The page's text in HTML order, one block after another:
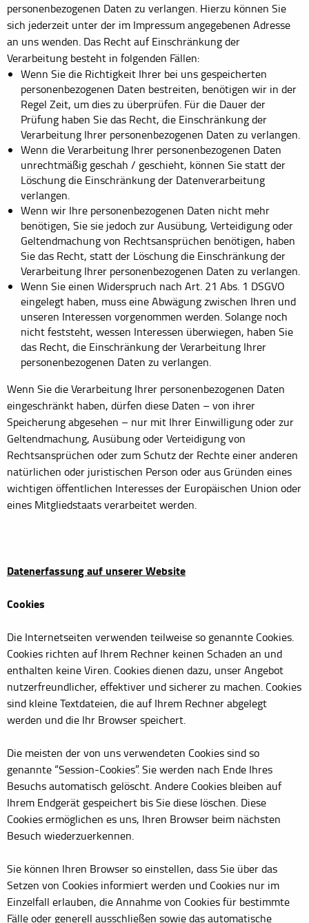
personenbezogenen Daten zu verlangen. Hierzu können Sie
sich jederzeit unter der im Impressum angegebenen Adresse
an uns wenden. Das Recht auf Einschränkung der
Verarbeitung besteht in folgenden Fällen:
Wenn Sie die Richtigkeit Ihrer bei uns gespeicherten
personenbezogenen Daten bestreiten, benötigen wir in der
Regel Zeit, um dies zu überprüfen. Für die Dauer der
Prüfung haben Sie das Recht, die Einschränkung der
Verarbeitung Ihrer personenbezogenen Daten zu verlangen.
Wenn die Verarbeitung Ihrer personenbezogenen Daten
unrechtmäßig geschah / geschieht, können Sie statt der
Löschung die Einschränkung der Datenverarbeitung
verlangen.
Wenn wir Ihre personenbezogenen Daten nicht mehr
benötigen, Sie sie jedoch zur Ausübung, Verteidigung oder
Geltendmachung von Rechtsansprüchen benötigen, haben
Sie das Recht, statt der Löschung die Einschränkung der
Verarbeitung Ihrer personenbezogenen Daten zu verlangen.
Wenn Sie einen Widerspruch nach Art. 21 Abs. 1 DSGVO
eingelegt haben, muss eine Abwägung zwischen Ihren und
unseren Interessen vorgenommen werden. Solange noch
nicht feststeht, wessen Interessen überwiegen, haben Sie
das Recht, die Einschränkung der Verarbeitung Ihrer
personenbezogenen Daten zu verlangen.
Wenn Sie die Verarbeitung Ihrer personenbezogenen Daten
eingeschränkt haben, dürfen diese Daten – von ihrer
Speicherung abgesehen – nur mit Ihrer Einwilligung oder zur
Geltendmachung, Ausübung oder Verteidigung von
Rechtsansprüchen oder zum Schutz der Rechte einer anderen
natürlichen oder juristischen Person oder aus Gründen eines
wichtigen öffentlichen Interesses der Europäischen Union oder
eines Mitgliedstaats verarbeitet werden.
Datenerfassung auf unserer Website
Cookies
Die Internetseiten verwenden teilweise so genannte Cookies.
Cookies richten auf Ihrem Rechner keinen Schaden an und
enthalten keine Viren. Cookies dienen dazu, unser Angebot
nutzerfreundlicher, effektiver und sicherer zu machen. Cookies
sind kleine Textdateien, die auf Ihrem Rechner abgelegt
werden und die Ihr Browser speichert.
Die meisten der von uns verwendeten Cookies sind so
genannte “Session-Cookies”. Sie werden nach Ende Ihres
Besuchs automatisch gelöscht. Andere Cookies bleiben auf
Ihrem Endgerät gespeichert bis Sie diese löschen. Diese
Cookies ermöglichen es uns, Ihren Browser beim nächsten
Besuch wiederzuerkennen.
Sie können Ihren Browser so einstellen, dass Sie über das
Setzen von Cookies informiert werden und Cookies nur im
Einzelfall erlauben, die Annahme von Cookies für bestimmte
Fälle oder generell ausschließen sowie das automatische